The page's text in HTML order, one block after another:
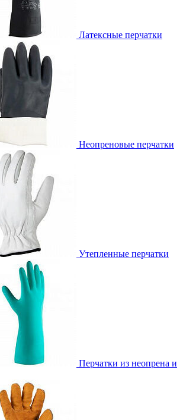
Латексные перчатки
Неопреновые перчатки
Утепленные перчатки
Перчатки из неопрена и